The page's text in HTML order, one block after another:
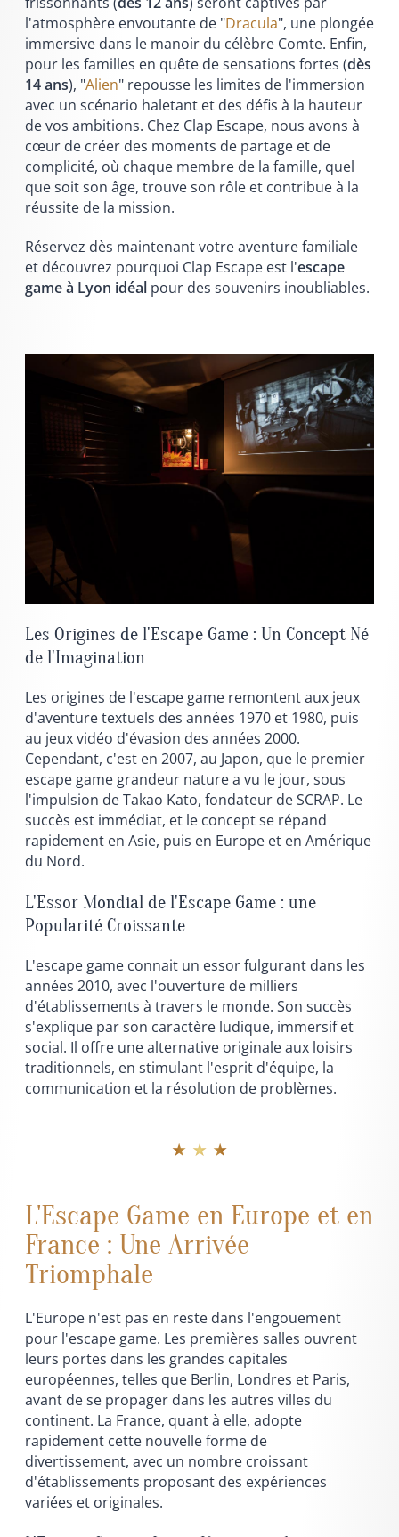
l'atmosphère envoutante de "Dracula", une plongée
immersive dans le manoir du célèbre Comte. Enfin,
pour les familles en quête de sensations fortes (dès
14 ans), "Alien" repousse les limites de l'immersion
avec un scénario haletant et des défis à la hauteur
de vos ambitions. Chez Clap Escape, nous avons à
cœur de créer des moments de partage et de
complicité, où chaque membre de la famille, quel
que soit son âge, trouve son rôle et contribue à la
réussite de la mission.
Réservez dès maintenant votre aventure familiale
et découvrez pourquoi Clap Escape est l'escape
game à Lyon idéal pour des souvenirs inoubliables.
Les Origines de l'Escape Game : Un Concept Né
de l'Imagination
Les origines de l'escape game remontent aux jeux
d'aventure textuels des années 1970 et 1980, puis
au jeux vidéo d'évasion des années 2000.
Cependant, c'est en 2007, au Japon, que le premier
escape game grandeur nature a vu le jour, sous
l'impulsion de Takao Kato, fondateur de SCRAP. Le
succès est immédiat, et le concept se répand
rapidement en Asie, puis en Europe et en Amérique
du Nord.
L'Essor Mondial de l'Escape Game : une
Popularité Croissante
L'escape game connait un essor fulgurant dans les
années 2010, avec l'ouverture de milliers
d'établissements à travers le monde. Son succès
s'explique par son caractère ludique, immersif et
social. Il offre une alternative originale aux loisirs
traditionnels, en stimulant l'esprit d'équipe, la
communication et la résolution de problèmes.
★ ★ ★
L'Escape Game en Europe et en
France : Une Arrivée
Triomphale
L'Europe n'est pas en reste dans l'engouement
pour l'escape game. Les premières salles ouvrent
leurs portes dans les grandes capitales
européennes, telles que Berlin, Londres et Paris,
avant de se propager dans les autres villes du
continent. La France, quant à elle, adopte
rapidement cette nouvelle forme de
divertissement, avec un nombre croissant
d'établissements proposant des expériences
variées et originales.